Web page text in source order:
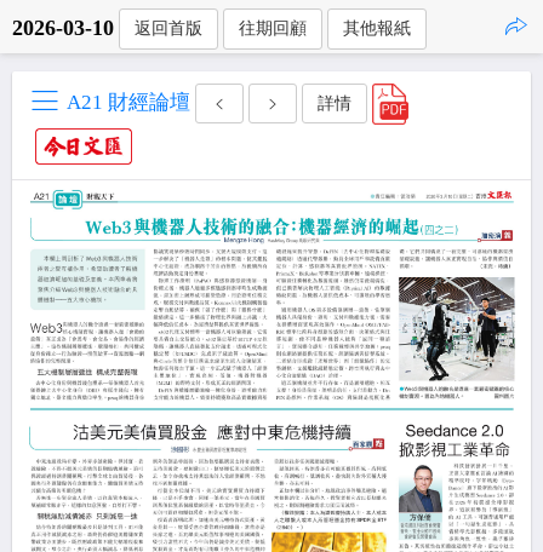
2026-03-10 返回首版 往期回顧 其他報紙
A21 財經論壇 詳情
點擊複製